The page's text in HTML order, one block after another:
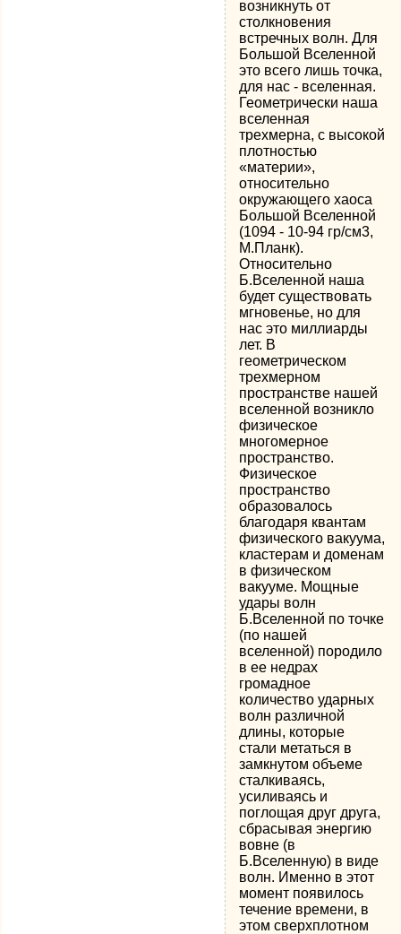
возникнуть от
столкновения
встречных волн. Для
Большой Вселенной
это всего лишь точка,
для нас - вселенная.
Геометрически наша
вселенная
трехмерна, с высокой
плотностью
«материи»,
относительно
окружающего хаоса
Большой Вселенной
(1094 - 10-94 гр/см3,
М.Планк).
Относительно
Б.Вселенной наша
будет существовать
мгновенье, но для
нас это миллиарды
лет. В
геометрическом
трехмерном
пространстве нашей
вселенной возникло
физическое
многомерное
пространство.
Физическое
пространство
образовалось
благодаря квантам
физического вакуума,
кластерам и доменам
в физическом
вакууме. Мощные
удары волн
Б.Вселенной по точке
(по нашей
вселенной) породило
в ее недрах
громадное
количество ударных
волн различной
длины, которые
стали метаться в
замкнутом объеме
сталкиваясь,
усиливаясь и
поглощая друг друга,
сбрасывая энергию
вовне (в
Б.Вселенную) в виде
волн. Именно в этот
момент появилось
течение времени, в
этом сверхплотном